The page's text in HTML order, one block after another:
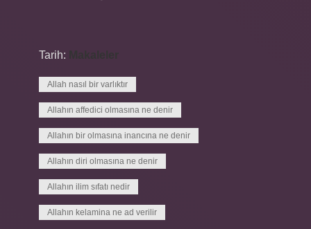
Tarih:
Allah nasıl bir varlıktır
Allahın affedici olmasına ne denir
Allahın bir olmasına inancına ne denir
Allahın diri olmasına ne denir
Allahın ilim sıfatı nedir
Allahın kelamina ne ad verilir